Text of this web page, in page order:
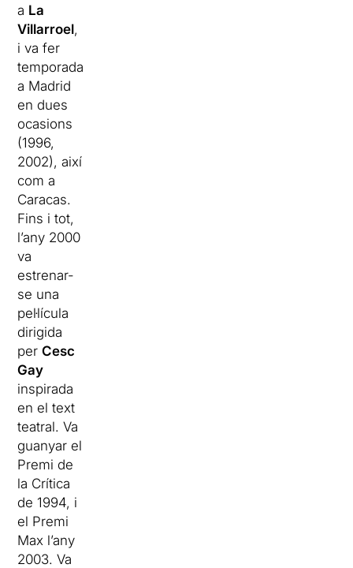
a La
Villarroel,
i va fer
temporada
a Madrid
en dues
ocasions
(1996,
2002), així
com a
Caracas.
Fins i tot,
l’any 2000
va
estrenar-
se una
pel·lícula
dirigida
perCesc
Gay
inspirada
en el text
teatral. Va
guanyar el
Premi de
la Crítica
de 1994, i
el Premi
Max l’any
2003. Va